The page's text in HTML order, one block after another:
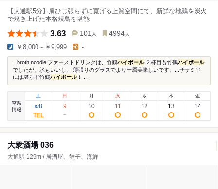
【大通駅5分】肩ひじ張らずに寛げる上質空間にて、新鮮な地鶏を炭火
で焼き上げた本格焼鳥を堪能
3.63 101 人 4994 人
￥8,000～￥9,999 -
...broth noodle ファーストドリンクは、竹鶴ハイボール２杯目も竹鶴ハイボール
でしたが、氷もいいし、 薄張りのグラスでより一層美味しいです。...ササミ串
には堪らず竹鶴ハイボール！...
空席
情報
土
8/8
日
9
月
10
火
11
水
12
木
13
金
14
大衆酒場 036
大通駅 129m / 居酒屋、餃子、海鮮